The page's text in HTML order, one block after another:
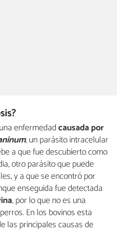
enfermedadcausada por
, un parásito intracelular
a que fue descubierto como
otro parásito que puede
y a que se encontró por
enseguida fue detectada
, por lo que no es una
En los bovinos esta
las principales causas de